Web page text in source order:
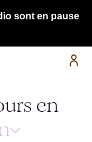
sont en pause
en